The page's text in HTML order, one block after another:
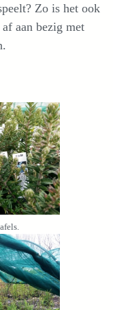
Zo is het ook
aan bezig met